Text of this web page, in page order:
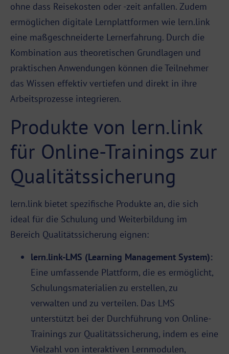
ohne dass Reisekosten oder -zeit anfallen. Zudem
ermöglichen digitale Lernplattformen wie lern.link
eine maßgeschneiderte Lernerfahrung. Durch die
Kombination aus theoretischen Grundlagen und
praktischen Anwendungen können die Teilnehmer
das Wissen effektiv vertiefen und direkt in ihre
Arbeitsprozesse integrieren.
Produkte von lern.link
für Online-Trainings zur
Qualitätssicherung
lern.link bietet spezifische Produkte an, die sich
ideal für die Schulung und Weiterbildung im
Bereich Qualitätssicherung eignen:
lern.link-LMS (Learning Management System):
Eine umfassende Plattform, die es ermöglicht,
Schulungsmaterialien zu erstellen, zu
verwalten und zu verteilen. Das LMS
unterstützt bei der Durchführung von Online-
Trainings zur Qualitätssicherung, indem es eine
Vielzahl von interaktiven Lernmodulen,